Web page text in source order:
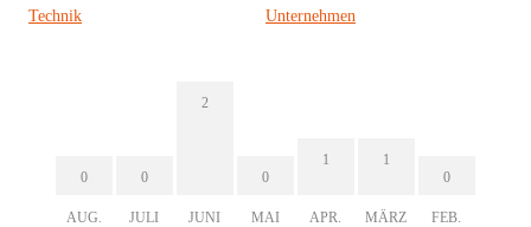
Technik Unternehmen
0
AUG.
0
JULI
2
JUNI
0
MAI
1
APR.
1
MÄRZ
0
FEB.